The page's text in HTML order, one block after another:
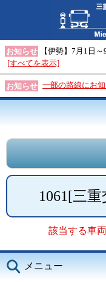
お知らせ
【伊勢】7月1日
[すべてを表示]
お知らせ 一部の路線にお
1061[三重
該当する車
メニュー